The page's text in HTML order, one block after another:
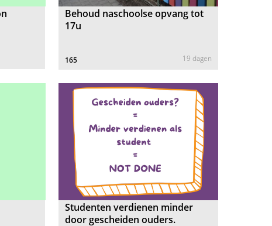
Behoud naschoolse opvang tot
17u
165 19 dagen
Studenten verdienen minder
door gescheiden ouders.